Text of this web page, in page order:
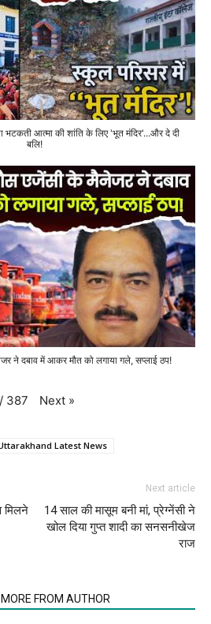
भटकती आत्मा की शांति के लिए 'भूत मंदिर'...और दे दी
बलि!
ने दबाव में आकर मौत को लगाया गले, सप्लाई ठप!
/ 387 Next »
Latest News
मिलने
Next article
14 साल की मासूम बनी मां, प्रेग्नेंसी ने
खोल दिया गुप्त शादी का सनसनीखेज
राज
MORE FROM AUTHOR